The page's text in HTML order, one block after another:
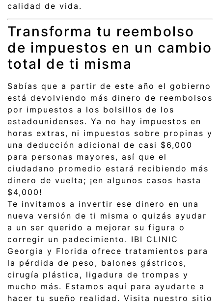
calidad de vida.
Transforma tu reembolso
de impuestos en un cambio
total de ti misma
Sabías que a partir de este año el gobierno
está devolviendo más dinero de reembolsos
por impuestos a los bolsillos de los
estadounidenses. Ya no hay impuestos en
horas extras, ni impuestos sobre propinas y
una deducción adicional de casi $6,000
para personas mayores, así que el
ciudadano promedio estará recibiendo más
dinero de vuelta; ¡en algunos casos hasta
$4,000!
Te invitamos a invertir ese dinero en una
nueva versión de ti misma o quizás ayudar
a un ser querido a mejorar su figura o
corregir un padecimiento. IBI CLINIC
Georgia y Florida ofrece tratamientos para
la pérdida de peso, balones gástricos,
cirugía plástica, ligadura de trompas y
mucho más. Estamos aquí para ayudarte a
hacer tu sueño realidad. Visita nuestro sitio